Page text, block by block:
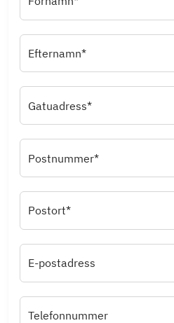
Efternamn*
Gatuadress*
Postnummer*
Postort*
E-postadress
Telefonnummer